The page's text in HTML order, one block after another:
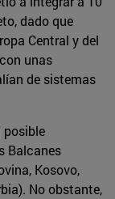
dado que
Central y del
unas
de sistemas
posible
Balcanes
Kosovo,
No obstante,